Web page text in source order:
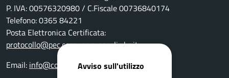
P. IVA: 00576320980 / C.Fiscale 00736840174
Telefono: 0365 84221
Posta Elettronica Certificata:
protocollo@pec.comune.preseglie.bs.it
Email: info@comune.preseglie.bs.it
Avviso sull'utilizzo